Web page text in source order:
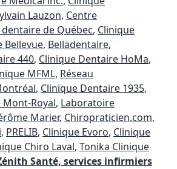
Lauzon, Centre
de Québec, Clinique
, Belladentaire,
440, Clinique Dentaire HoMa,
MFML, Réseau
, Clinique Dentaire 1935,
Royal, Laboratoire
Marier, Chiropraticien.com,
, PRELIB, Clinique Evoro, Clinique
Chiro Laval, Tonika Clinique
Santé, services infirmiers